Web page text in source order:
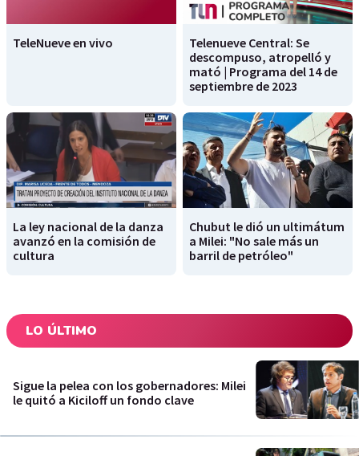
TeleNueve en vivo
Telenueve Central: Se
descompuso, atropelló y
mató | Programa del 14 de
septiembre de 2023
La ley nacional de la danza
avanzó en la comisión de
cultura
Chubut le dió un ultimátum
a Milei: "No sale más un
barril de petróleo"
LO ÚLTIMO
Sigue la pelea con los gobernadores: Milei
le quitó a Kiciloff un fondo clave